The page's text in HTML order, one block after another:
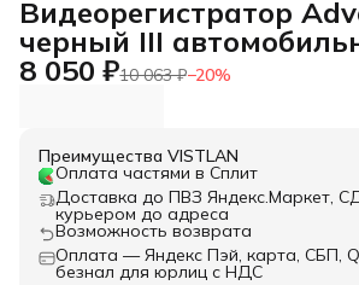
Видеорегистратор
черный III
8 050 ₽10 063 ₽−20%
Преимущества VISTLAN
Оплата частями в Сплит
Доставка до ПВЗ Яндекс.Маркет,
курьером до адреса
Возможность возврата
Оплата — Яндекс Пэй, карта, СБП,
безнал для юрлиц с НДС